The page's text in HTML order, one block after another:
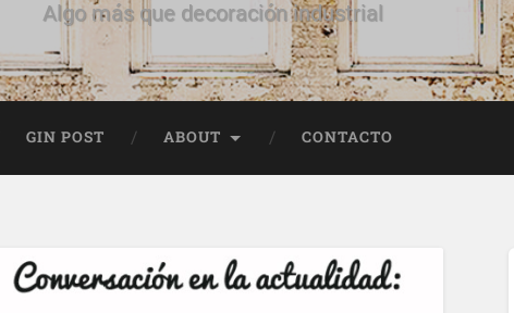
Algo más que decoración industrial
GIN POST ABOUT CONTACTO